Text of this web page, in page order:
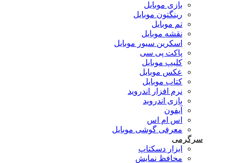
بازی موبایل
رینگتون موبایل
تم موبایل
نقشه موبایل
اسکرین سیور موبایل
پاکت پی سی
کلیپ موبایل
عکس موبایل
کتاب موبایل
نرم افزار اندروید
بازی اندروید
آیفون
اس ام اس
معرفی گوشی موبایل
سرگرمی
ابزار دسکتاپ
محافظ نمایش